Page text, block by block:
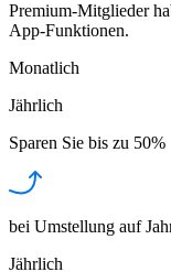
Premium-Mitglieder
App-Funktionen.
Monatlich
Jährlich
Sparen Sie bis zu 50%
bei Umstellung auf
Jährlich